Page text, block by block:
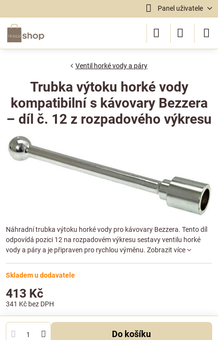
Panel uživatele
Ventil horké vody a páry
Trubka výtoku horké vody
kompatibilní s kávovary Bezzera
– díl č. 12 z rozpadového výkresu
Náhradní trubka výtoku horké vody pro kávovary Bezzera. Tento díl
odpovídá pozici 12 na rozpadovém výkresu sestavy ventilu horké
vody a páry a je připraven pro rychlou výměnu. Zobrazit více
Skladem u dodavatele
413 Kč
341 Kč bez DPH
Do košíku